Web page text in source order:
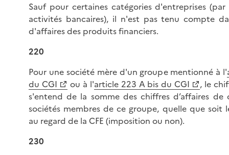
Sauf pour certaines catégories d'entreprises (par
activités bancaires), il n'est pas tenu compte
d'affaires des produits financiers.
220
Pour une société mère d'un groupe mentionné à l'
du CGI
ou à l'article 223 A bis du CGI
, le
s'entend de la somme des chiffres d’affaires de
sociétés membres de ce groupe, quelle que soit
au regard de la CFE (imposition ou non).
230